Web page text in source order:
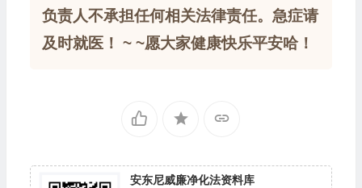
负责人不承担任何相关法律责任。急症请
及时就医！ ~ ~愿大家健康快乐平安哈！
安东尼威廉净化法资料库